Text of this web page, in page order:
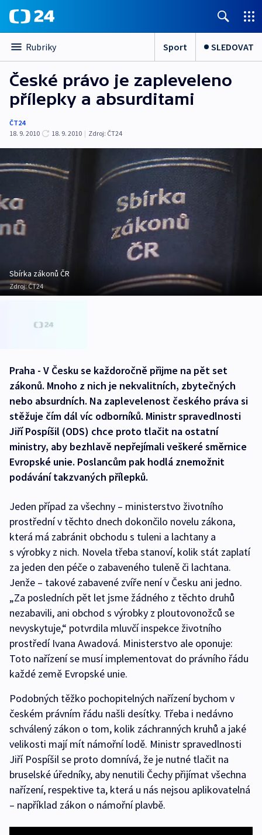
Rubriky Sport SLEDOVAT
České právo je zapleveleno
přílepky a absurditami
ČT24
18. 9. 2010
18. 9. 2010 | Zdroj: ČT24
Sbírka zákonů ČR
Zdroj:ČT24
Praha - V Česku se každoročně přijme na pět set
zákonů. Mnoho z nich je nekvalitních, zbytečných
nebo absurdních. Na zaplevelenost českého práva si
stěžuje čím dál víc odborníků. Ministr spravedlnosti
Jiří Pospíšil (ODS) chce proto tlačit na ostatní
ministry, aby bezhlavě nepřejímali veškeré směrnice
Evropské unie. Poslancům pak hodlá znemožnit
podávání takzvaných přílepků.
Jeden případ za všechny – ministerstvo životního
prostřední v těchto dnech dokončilo novelu zákona,
která má zabránit obchodu s tuleni a lachtany a
s výrobky z nich. Novela třeba stanoví, kolik stát zaplatí
za jeden den péče o zabaveného tuleně či lachtana.
Jenže – takové zabavené zvíře není v Česku ani jedno.
„Za posledních pět let jsme žádného z těchto druhů
nezabavili, ani obchod s výrobky z ploutovonožců se
nevyskytuje,“ potvrdila mluvčí inspekce životního
prostředí Ivana Awadová. Ministerstvo ale oponuje:
Toto nařízení se musí implementovat do právního řádu
každé země Evropské unie.
Podobných těžko pochopitelných nařízení bychom v
českém právním řádu našli desítky. Třeba i nedávno
schválený zákon o tom, kolik záchranných kruhů a jaké
velikosti mají mít námořní lodě. Ministr spravedlnosti
Jiří Pospíšil se proto domnívá, že je nutné tlačit na
bruselské úředníky, aby nenutili Čechy přijímat všechna
nařízení, respektive ta, která u nás nejsou aplikovatelná
– například zákon o námořní plavbě.